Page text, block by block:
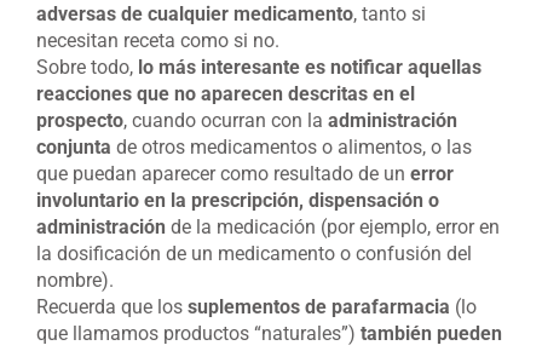
adversas de cualquier medicamento, tanto si
necesitan receta como si no.
Sobre todo, lo más interesante es notificar aquellas
reacciones que no aparecen descritas en el
prospecto, cuando ocurran con la administración
conjunta de otros medicamentos o alimentos, o las
que puedan aparecer como resultado de un error
involuntario en la prescripción, dispensación o
administración de la medicación (por ejemplo, error en
la dosificación de un medicamento o confusión del
nombre).
Recuerda que los suplementos de parafarmacia (lo
que llamamos productos “naturales”) también pueden